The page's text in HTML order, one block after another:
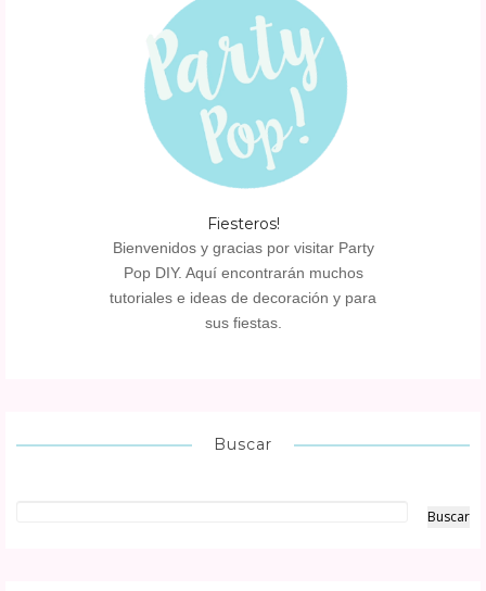
Fiesteros!
Bienvenidos y gracias por visitar Party
Pop DIY. Aquí encontrarán muchos
tutoriales e ideas de decoración y para
sus fiestas.
Buscar